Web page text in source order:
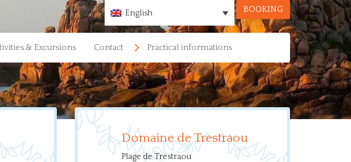
English BOOKING
& Excursions Contact Practical informations
Domaine de Trestraou
Plage de Trestraou